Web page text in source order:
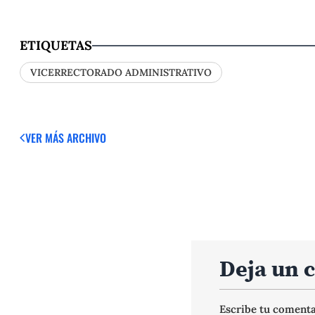
ETIQUETAS
VICERRECTORADO ADMINISTRATIVO
VER MÁSARCHIVO
Deja un
Escribe tu